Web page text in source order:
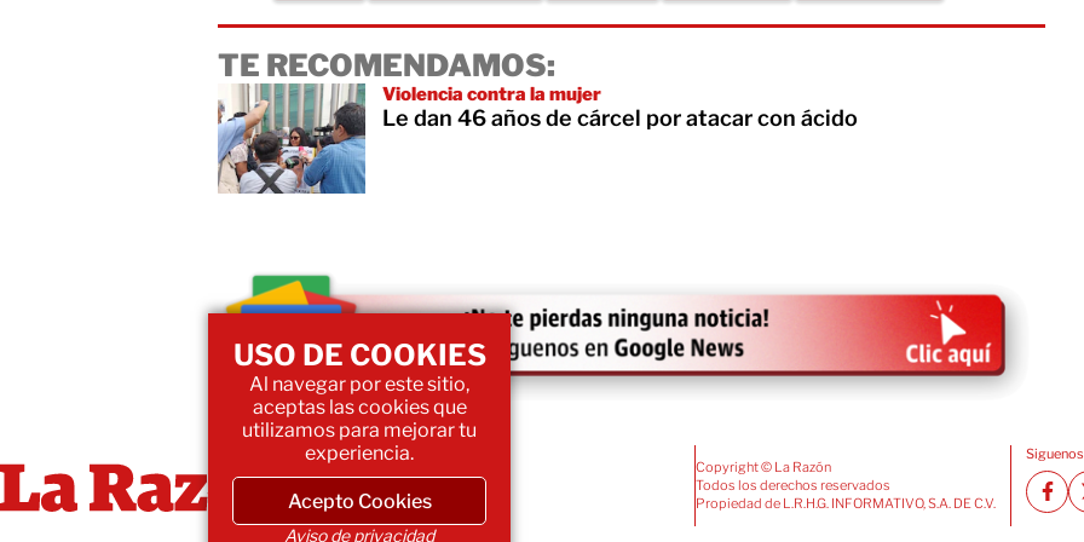
TE RECOMENDAMOS:
Violencia contra la mujer
Le dan 46 años de cárcel por atacar con ácido
Copyright © La Razón
Todos los derechos reservados
Propiedad de L.R.H.G. INFORMATIVO, S.A. DE C.V.
USO DE COOKIES
Al navegar por este sitio,
aceptas las cookies que
utilizamos para mejorar tu
experiencia.
Acepto Cookies
Aviso de privacidad